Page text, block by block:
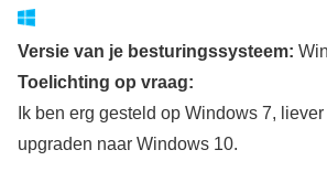
Versie van je besturingssysteem:
Toelichting op vraag:
Ik ben erg gesteld op Windows 7,
upgraden naar Windows 10.